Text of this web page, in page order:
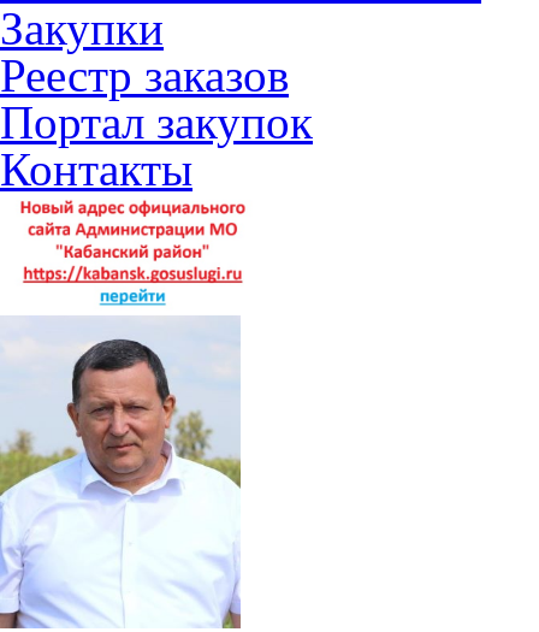
Закупки
Реестр заказов
Портал закупок
Контакты